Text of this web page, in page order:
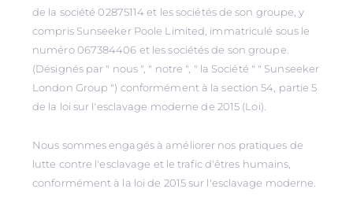
de la société 02875114 et les sociétés de son groupe, y
compris Sunseeker Poole Limited, immatriculé sous le
numéro 067384406 et les sociétés de son groupe.
(Désignés par " nous ", " notre ", " la Société " " Sunseeker
London Group ") conformément à la section 54, partie 5
de la loi sur l'esclavage moderne de 2015 (Loi).
Nous sommes engagés à améliorer nos pratiques de
lutte contre l'esclavage et le trafic d'êtres humains,
conformément à la loi de 2015 sur l'esclavage moderne.